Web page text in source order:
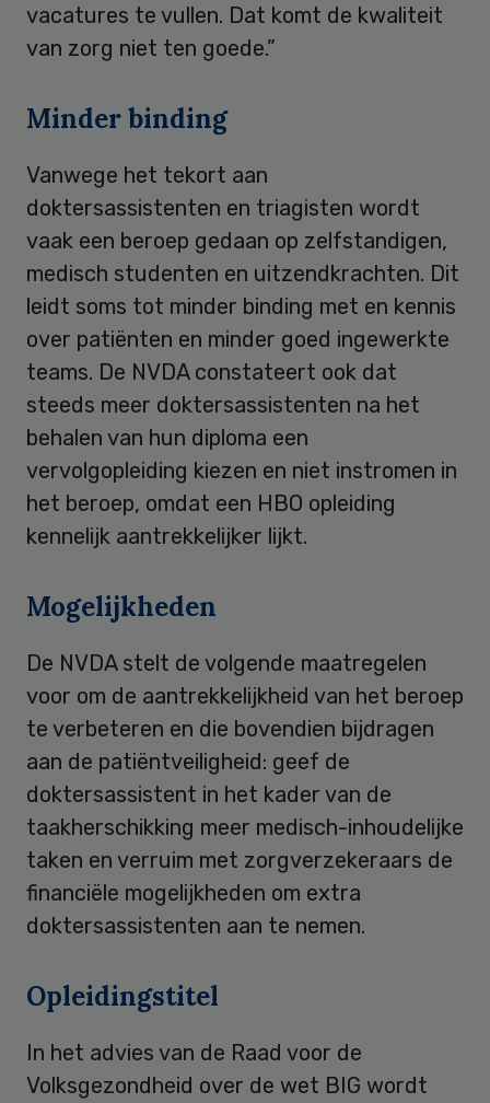
vacatures te vullen. Dat komt de kwaliteit
van zorg niet ten goede.”
Minder binding
Vanwege het tekort aan
doktersassistenten en triagisten wordt
vaak een beroep gedaan op zelfstandigen,
medisch studenten en uitzendkrachten. Dit
leidt soms tot minder binding met en kennis
over patiënten en minder goed ingewerkte
teams. De NVDA constateert ook dat
steeds meer doktersassistenten na het
behalen van hun diploma een
vervolgopleiding kiezen en niet instromen in
het beroep, omdat een HBO opleiding
kennelijk aantrekkelijker lijkt.
Mogelijkheden
De NVDA stelt de volgende maatregelen
voor om de aantrekkelijkheid van het beroep
te verbeteren en die bovendien bijdragen
aan de patiëntveiligheid: geef de
doktersassistent in het kader van de
taakherschikking meer medisch-inhoudelijke
taken en verruim met zorgverzekeraars de
financiële mogelijkheden om extra
doktersassistenten aan te nemen.
Opleidingstitel
In het advies van de Raad voor de
Volksgezondheid over de wet BIG wordt